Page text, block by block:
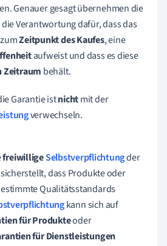
Genauer gesagt übernehmen die
Verantwortung dafür, dass das
Zeitpunkt des Kaufes, eine
aufweist und dass es diese
Zeitraum behält.
Garantie istnichtmit der
verwechseln.
freiwilligeSelbstverpflichtungder
dass Produkte oder
Qualitätsstandards
kann sich auf
für Produkteoder
für Dienstleistungen